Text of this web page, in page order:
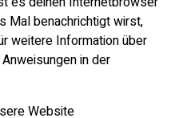
Mal benachrichtigt wirst,
weitere Information über
in der
Website